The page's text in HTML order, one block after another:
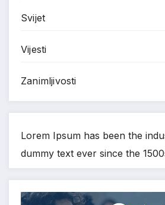
Svijet
Vijesti
Zanimljivosti
Lorem Ipsum has been the
dummy text ever since the